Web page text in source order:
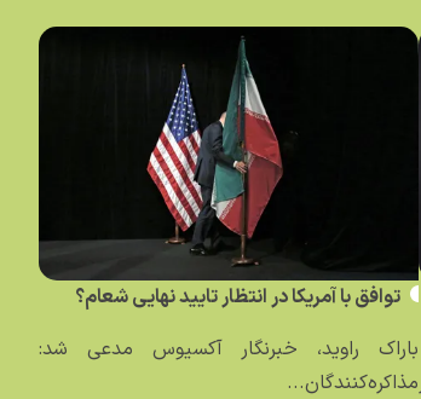
توافق با آمریکا در انتظار تایید نهایی شعام؟
باراک راوید، خبرنگار آکسیوس مدعی شد:
مذاکره‌کنندگان...